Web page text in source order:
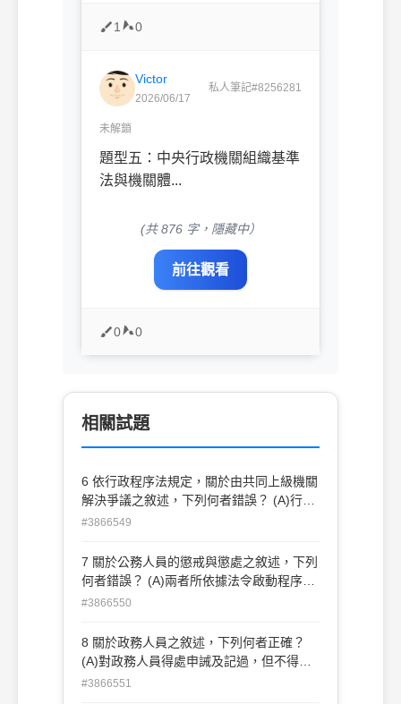
1 0
Victor
2026/06/17
私人筆記#8256281
未解鎖
題型五：中央行政機關組織基準
法與機關體...
(共 876 字，隱藏中）
前往觀看
0 0
相關試題
6 依行政程序法規定，關於由共同上級機關
解決爭議之敘述，下列何者錯誤？ (A)行政
事件經指定管轄後，各機關應為必要職務行
依法均有管轄權，但受理時間先後無法判斷
且有統一管轄之必 要，由共同上級機關決
求與被請求機關無法達成協議時， 由共同
上級機關決定
#3866549
7 關於公務人員的懲戒與懲處之敘述，下列
何者錯誤？ (A)兩者所依據法令啟動程序上
皆有所不同 (B)同一行為若已受行政罰之處
懲處處分後，繼受懲戒判決確定者，原懲處
處分失其效力 (D)懲處屬行政程序上人事行
#3866550
8 關於政務人員之敘述，下列何者正確？
(A)對政務人員得處申誡及記過，但不得記
大過 (B)政務人員以制定政策為任務，原則
#3866551